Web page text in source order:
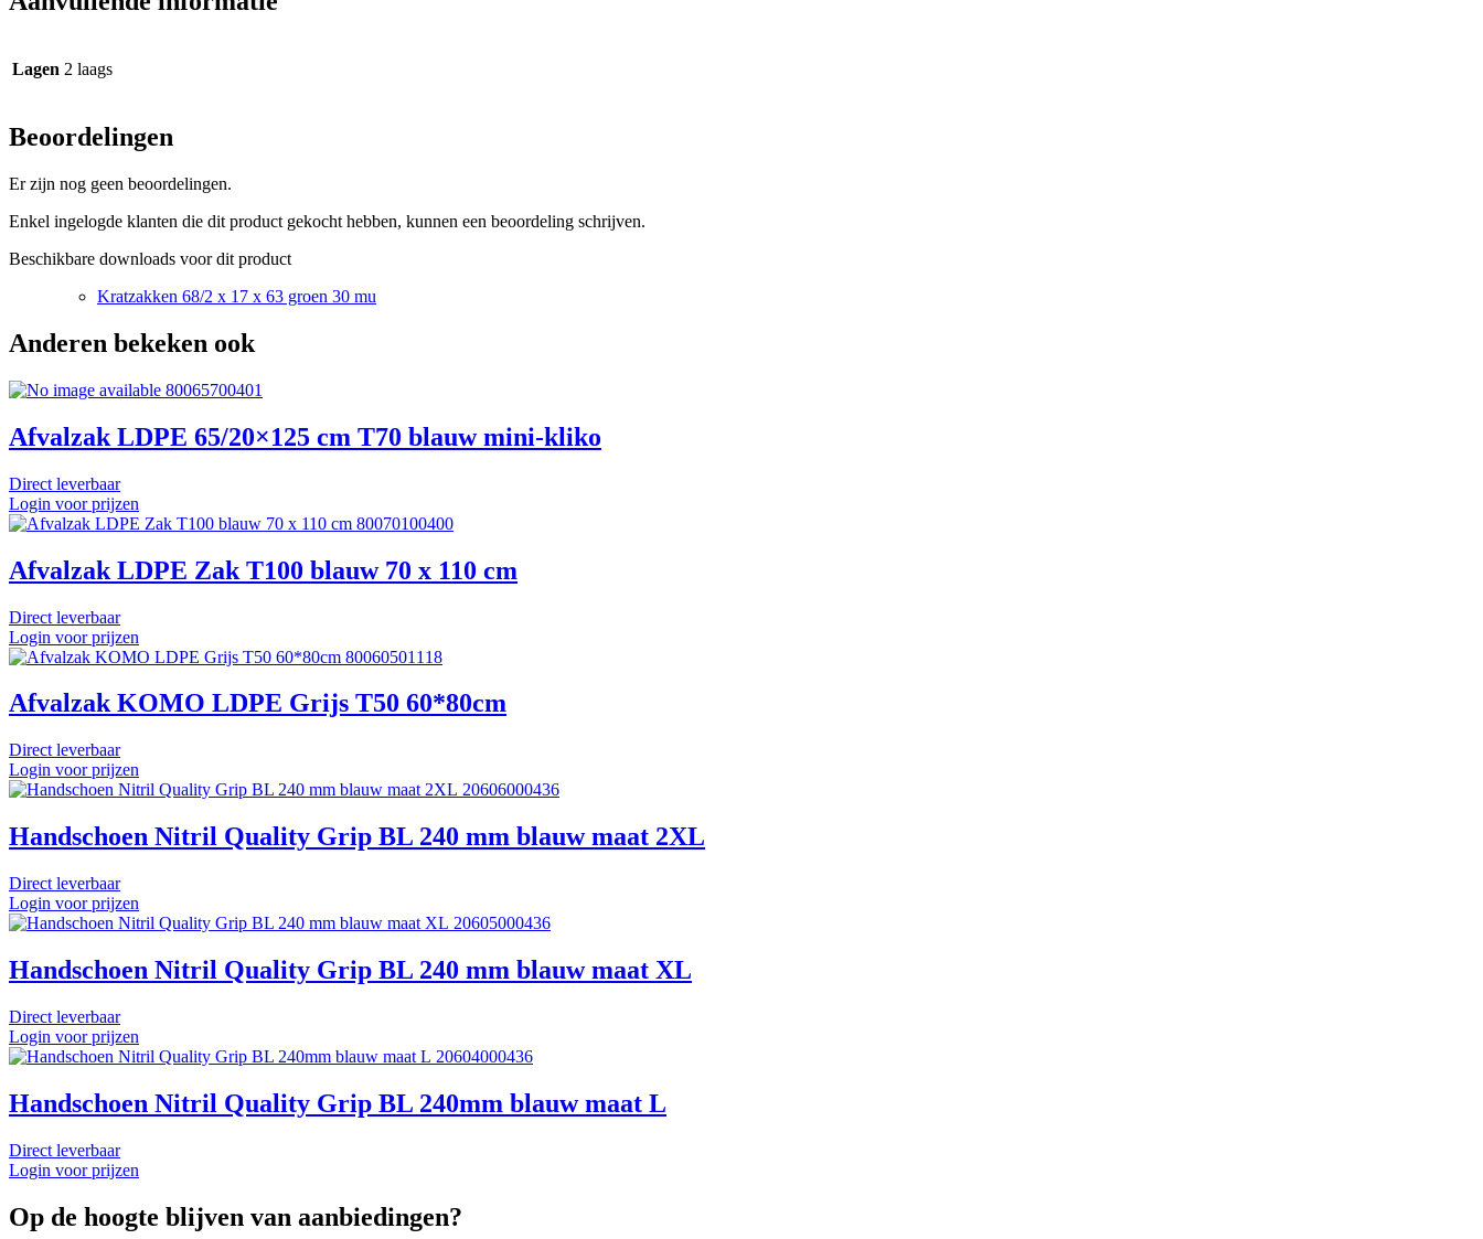
Lagen 2 laags
Beoordelingen
Er zijn nog geen beoordelingen.
Enkel ingelogde klanten die dit product gekocht hebben, kunnen een beoordeling schrijven.
Beschikbare downloads voor dit product
Kratzakken 68/2 x 17 x 63 groen 30 mu
Anderen bekeken ook
80065700401
Afvalzak LDPE 65/20×125 cm T70 blauw mini-kliko
Direct leverbaar
Login voor prijzen
80070100400
Afvalzak LDPE Zak T100 blauw 70 x 110 cm
Direct leverbaar
Login voor prijzen
80060501118
Afvalzak KOMO LDPE Grijs T50 60*80cm
Direct leverbaar
Login voor prijzen
20606000436
Handschoen Nitril Quality Grip BL 240 mm blauw maat 2XL
Direct leverbaar
Login voor prijzen
20605000436
Handschoen Nitril Quality Grip BL 240 mm blauw maat XL
Direct leverbaar
Login voor prijzen
20604000436
Handschoen Nitril Quality Grip BL 240mm blauw maat L
Direct leverbaar
Login voor prijzen
Op de hoogte blijven van aanbiedingen?